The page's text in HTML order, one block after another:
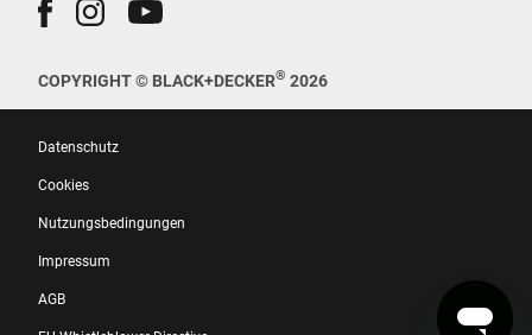
COPYRIGHT © BLACK+DECKER® 2026
Datenschutz
Cookies
Nutzungsbedingungen
Impressum
AGB